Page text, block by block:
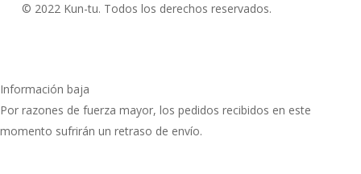
© 2022 Kun-tu. Todos los derechos reservados.
Información baja
Por razones de fuerza mayor, los pedidos recibidos en este
momento sufrirán un retraso de envío.